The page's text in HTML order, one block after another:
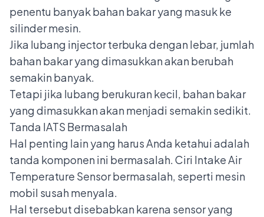
penentu banyak bahan bakar yang masuk ke
silinder mesin.
Jika lubang injector terbuka dengan lebar, jumlah
bahan bakar yang dimasukkan akan berubah
semakin banyak.
Tetapi jika lubang berukuran kecil, bahan bakar
yang dimasukkan akan menjadi semakin sedikit.
Tanda IATS Bermasalah
Hal penting lain yang harus Anda ketahui adalah
tanda komponen ini bermasalah. Ciri Intake Air
Temperature Sensor bermasalah, seperti mesin
mobil susah menyala.
Hal tersebut disebabkan karena sensor yang